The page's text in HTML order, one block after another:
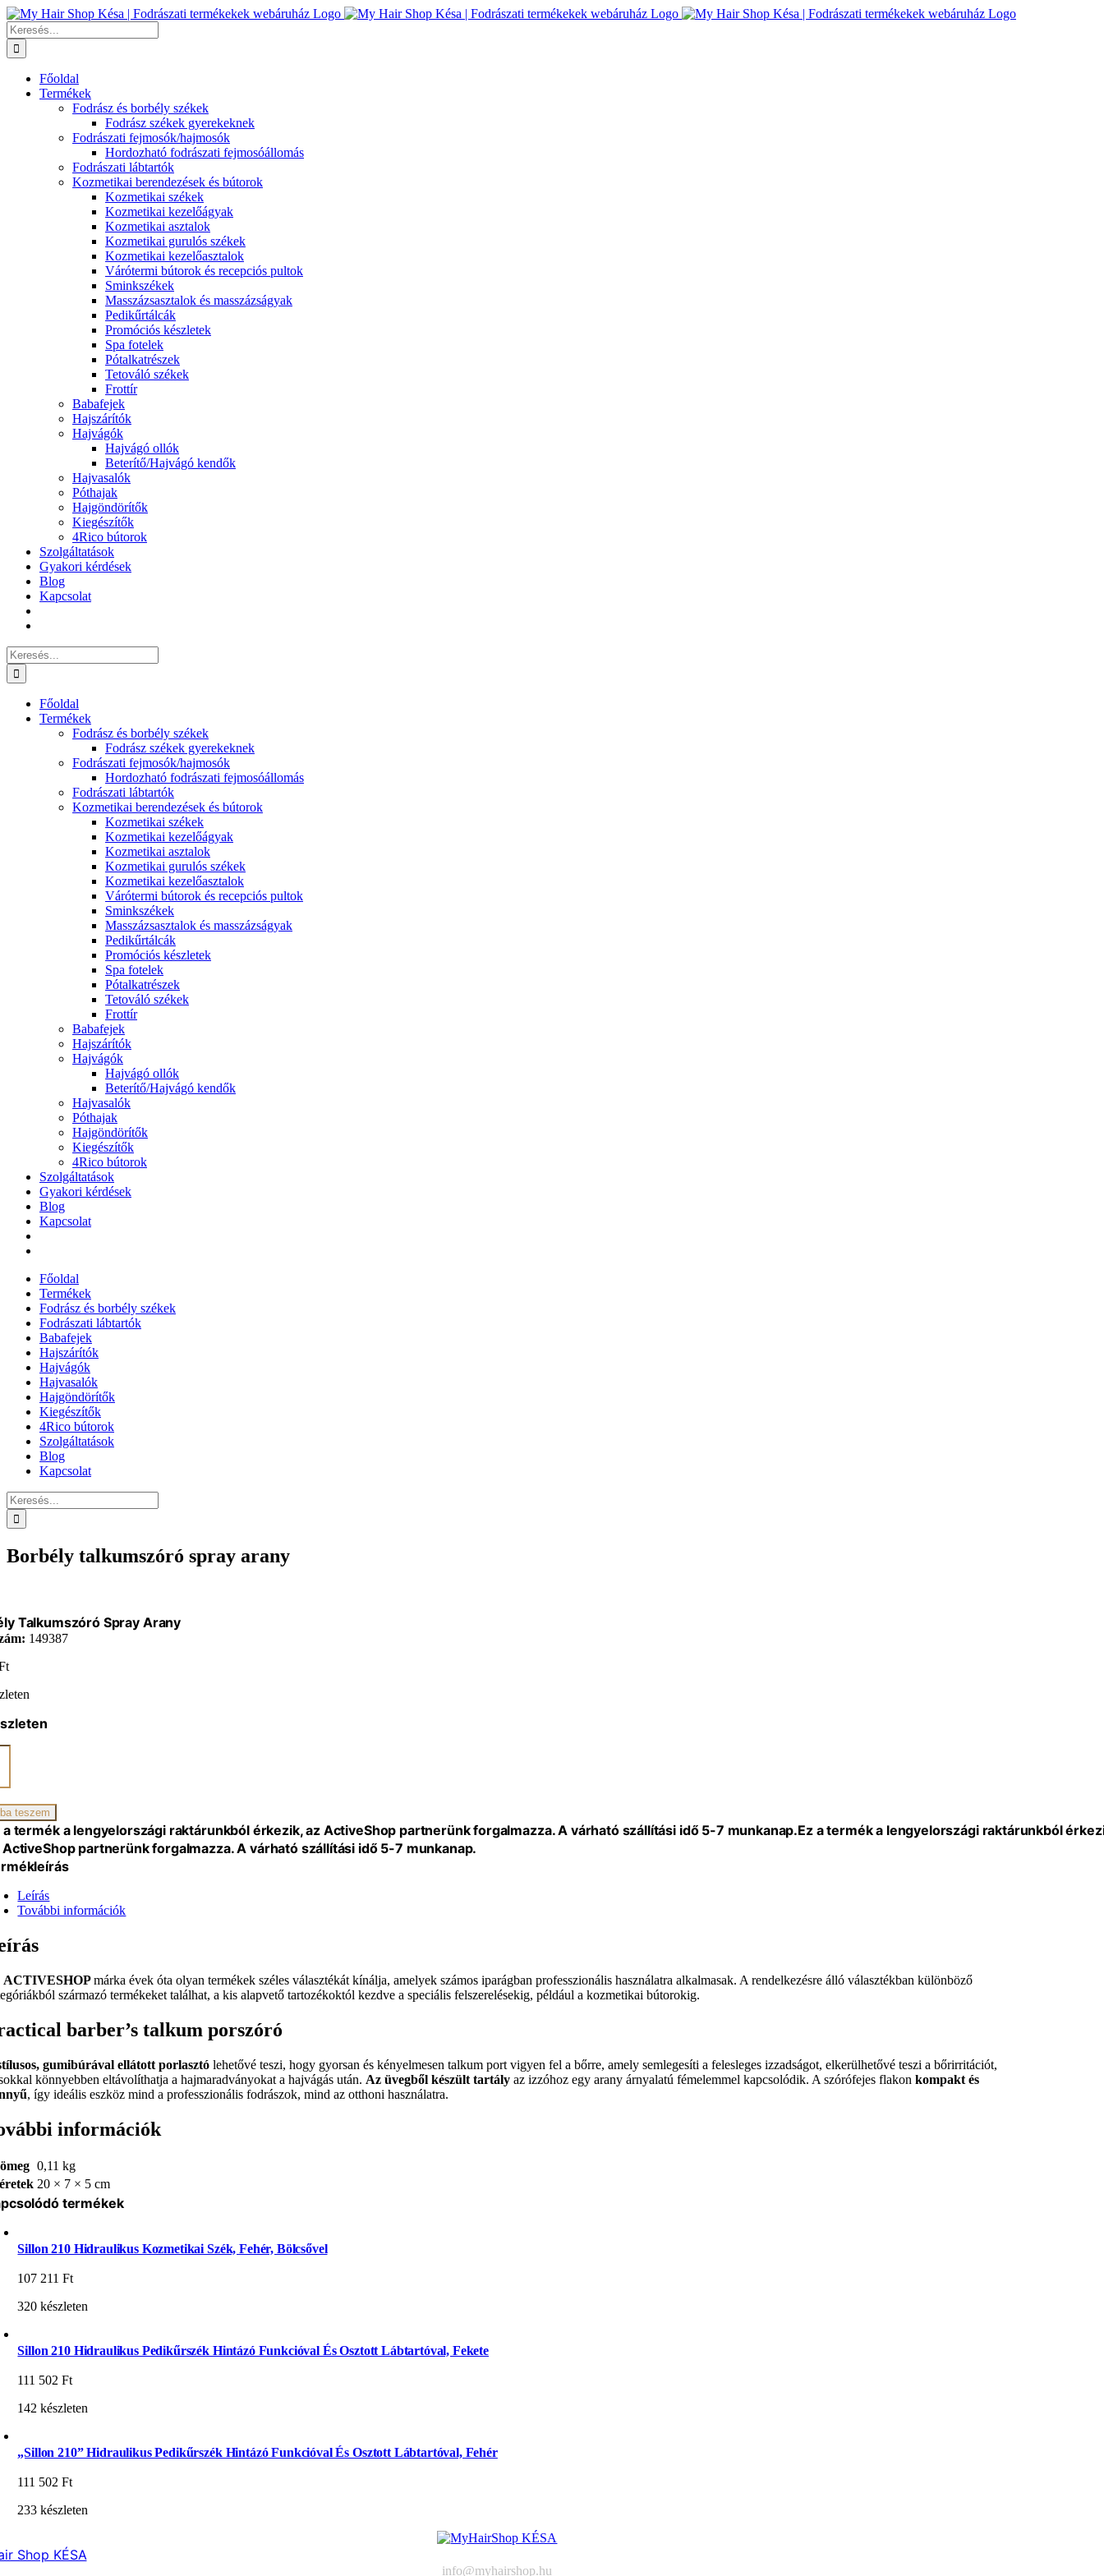
Kihagyás
Keresés...
Főoldal
Termékek
Fodrász és borbély székek
Fodrász székek gyerekeknek
Fodrászati fejmosók/hajmosók
Hordozható fodrászati fejmosóállomás
Fodrászati lábtartók
Kozmetikai berendezések és bútorok
Kozmetikai székek
Kozmetikai kezelőágyak
Kozmetikai asztalok
Kozmetikai gurulós székek
Kozmetikai kezelőasztalok
Várótermi bútorok és recepciós pultok
Sminkszékek
Masszázsasztalok és masszázságyak
Pedikűrtálcák
Promóciós készletek
Spa fotelek
Pótalkatrészek
Tetováló székek
Frottír
Babafejek
Hajszárítók
Hajvágók
Hajvágó ollók
Beterítő/Hajvágó kendők
Hajvasalók
Póthajak
Hajgöndörítők
Kiegészítők
4Rico bútorok
Szolgáltatások
Gyakori kérdések
Blog
Kapcsolat
Keresés...
Főoldal
Termékek
Fodrász és borbély székek
Fodrász székek gyerekeknek
Fodrászati fejmosók/hajmosók
Hordozható fodrászati fejmosóállomás
Fodrászati lábtartók
Kozmetikai berendezések és bútorok
Kozmetikai székek
Kozmetikai kezelőágyak
Kozmetikai asztalok
Kozmetikai gurulós székek
Kozmetikai kezelőasztalok
Várótermi bútorok és recepciós pultok
Sminkszékek
Masszázsasztalok és masszázságyak
Pedikűrtálcák
Promóciós készletek
Spa fotelek
Pótalkatrészek
Tetováló székek
Frottír
Babafejek
Hajszárítók
Hajvágók
Hajvágó ollók
Beterítő/Hajvágó kendők
Hajvasalók
Póthajak
Hajgöndörítők
Kiegészítők
4Rico bútorok
Szolgáltatások
Gyakori kérdések
Blog
Kapcsolat
Főoldal
Termékek
Fodrász és borbély székek
Fodrászati lábtartók
Babafejek
Hajszárítók
Hajvágók
Hajvasalók
Hajgöndörítők
Kiegészítők
4Rico bútorok
Szolgáltatások
Blog
Kapcsolat
Keresés...
Borbély talkumszóró spray arany
Talkumszóró Spray Arany
149387
teszem
a termék a lengyelországi raktárunkból érkezik, az ActiveShop partnerünk forgalmazza. A várható szállítási idő 5-7 munkanap.Ez a termék a lengyelországi raktárunkból
ActiveShop partnerünk forgalmazza. A várható szállítási idő 5-7 munkanap.
Leírás
További információk
ACTIVESHOPmárka évek óta olyan termékek széles választékát kínálja, amelyek számos iparágban professzionális használatra alkalmasak. A rendelkezésre álló választékban különböző
származó termékeket találhat, a kis alapvető tartozékoktól kezdve a speciális felszerelésekig, például a kozmetikai bútorokig.
barber’s talkum porszóró
gumibúrával ellátott porlasztó lehetővé teszi, hogy gyorsan és kényelmesen talkum port vigyen fel a bőrre, amely semlegesíti a felesleges izzadságot, elkerülhetővé teszi a bőrirritációt,
könnyebben eltávolíthatja a hajmaradványokat a hajvágás után. Az üvegből készült tartályaz izzóhoz egy arany árnyalatú fémelemmel kapcsolódik. A szórófejes flakonkompakt és
, így ideális eszköz mind a professzionális fodrászok, mind az otthoni használatra.
információk
0,11 kg
20 × 7 × 5 cm
termékek
Sillon 210 Hidraulikus Kozmetikai Szék, Fehér, Bölcsővel
107 211Ft
320 készleten
Sillon 210 Hidraulikus Pedikűrszék Hintázó Funkcióval És Osztott Lábtartóval, Fekete
111 502Ft
142 készleten
„Sillon 210” Hidraulikus Pedikűrszék Hintázó Funkcióval És Osztott Lábtartóval, Fehér
111 502Ft
233 készleten
Shop KÉSA
info@myhairshop.hu